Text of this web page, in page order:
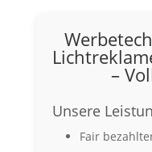
–
Unsere
Fair